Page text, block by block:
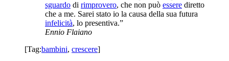
sguardo di rimprovero, che non può essere diretto
che a me. Sarei stato io la causa della sua futura
infelicità, lo presentiva.”
Ennio Flaiano
[Tag:bambini, crescere]